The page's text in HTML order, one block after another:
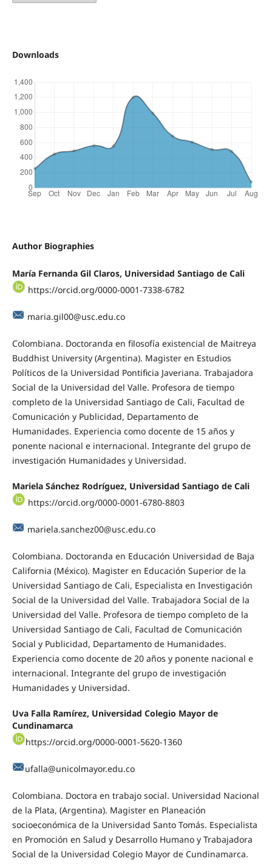
Downloads
Author Biographies
María Fernanda Gil Claros, Universidad Santiago de Cali
https://orcid.org/0000-0001-7338-6782
maria.gil00@usc.edu.co
Colombiana. Doctoranda en filosofía existencial de Maitreya
Buddhist University (Argentina). Magister en Estudios
Políticos de la Universidad Pontificia Javeriana. Trabajadora
Social de la Universidad del Valle. Profesora de tiempo
completo de la Universidad Santiago de Cali, Facultad de
Comunicación y Publicidad, Departamento de
Humanidades. Experiencia como docente de 15 años y
ponente nacional e internacional. Integrante del grupo de
investigación Humanidades y Universidad.
Mariela Sánchez Rodríguez, Universidad Santiago de Cali
https://orcid.org/0000-0001-6780-8803
mariela.sanchez00@usc.edu.co
Colombiana. Doctoranda en Educación Universidad de Baja
California (México). Magister en Educación Superior de la
Universidad Santiago de Cali, Especialista en Investigación
Social de la Universidad del Valle. Trabajadora Social de la
Universidad del Valle. Profesora de tiempo completo de la
Universidad Santiago de Cali, Facultad de Comunicación
Social y Publicidad, Departamento de Humanidades.
Experiencia como docente de 20 años y ponente nacional e
internacional. Integrante del grupo de investigación
Humanidades y Universidad.
Uva Falla Ramírez, Universidad Colegio Mayor de
Cundinamarca
https://orcid.org/0000-0001-5620-1360
ufalla@unicolmayor.edu.co
Colombiana. Doctora en trabajo social. Universidad Nacional
de la Plata, (Argentina). Magister en Planeación
socioeconómica de la Universidad Santo Tomás. Especialista
en Promoción en Salud y Desarrollo Humano y Trabajadora
Social de la Universidad Colegio Mayor de Cundinamarca.